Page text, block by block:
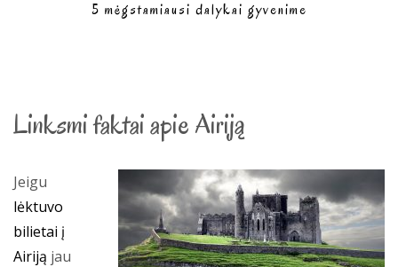
5 mėgstamiausi dalykai gyvenime
Linksmi faktai apie Airiją
Jeigu
lėktuvo
bilietai į
Airiją jau